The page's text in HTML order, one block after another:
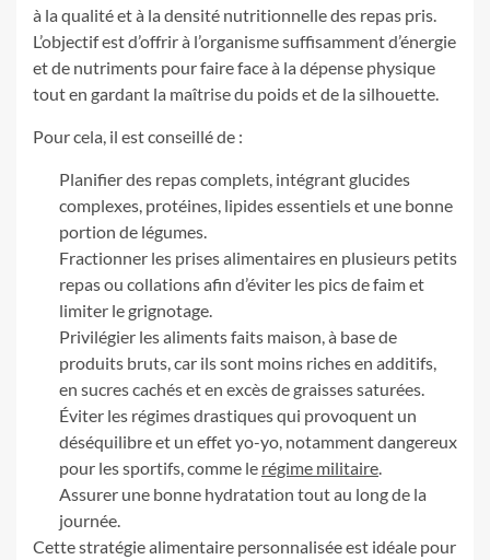
à la qualité et à la densité nutritionnelle des repas pris.
L’objectif est d’offrir à l’organisme suffisamment d’énergie
et de nutriments pour faire face à la dépense physique
tout en gardant la maîtrise du poids et de la silhouette.
Pour cela, il est conseillé de :
Planifier des repas complets, intégrant glucides
complexes, protéines, lipides essentiels et une bonne
portion de légumes.
Fractionner les prises alimentaires en plusieurs petits
repas ou collations afin d’éviter les pics de faim et
limiter le grignotage.
Privilégier les aliments faits maison, à base de
produits bruts, car ils sont moins riches en additifs,
en sucres cachés et en excès de graisses saturées.
Éviter les régimes drastiques qui provoquent un
déséquilibre et un effet yo-yo, notamment dangereux
pour les sportifs, comme le régime militaire.
Assurer une bonne hydratation tout au long de la
journée.
Cette stratégie alimentaire personnalisée est idéale pour